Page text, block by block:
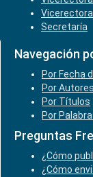
Secretaría
Navegación
Por Fecha
Por Autores
Por Títulos
Por
Preguntas
¿Cómo
¿Cómo